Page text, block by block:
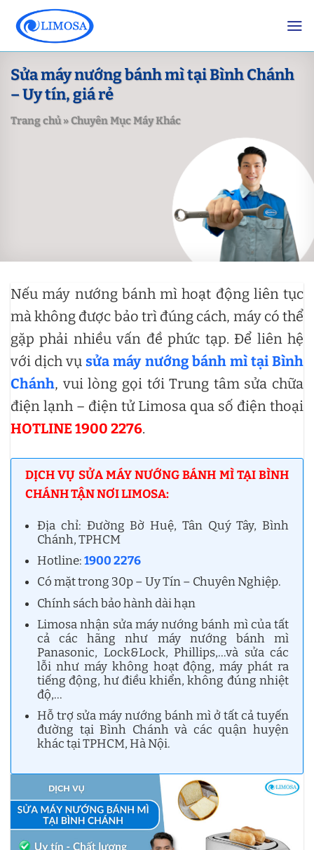
content
Sửa máy nướng bánh mì tại Bình Chánh
– Uy tín, giá rẻ
Trang chủ»Chuyên Mục Máy Khác
Nếu máy nướng bánh mì hoạt động liên tục
mà không được bảo trì đúng cách, máy có thể
gặp phải nhiều vấn đề phức tạp. Để liên hệ
với dịch vụsửa máy nướng bánh mì tại Bình
Chánh, vui lòng gọi tới Trung tâm sửa chữa
điện lạnh – điện tử Limosa qua số điện thoại
HOTLINE 1900 2276.
DỊCH VỤ SỬA MÁY NƯỚNG BÁNH MÌ TẠI BÌNH
CHÁNH TẬN NƠI LIMOSA:
Địa chỉ: Đường Bờ Huệ, Tân Quý Tây, Bình
Chánh, TPHCM
Hotline:1900 2276
Có mặt trong 30p – Uy Tín – Chuyên Nghiệp.
Chính sách bảo hành dài hạn
Limosa nhận sửa máy nướng bánh mì của tất
cả các hãng như máy nướng bánh mì
Panasonic, Lock&Lock, Phillips,…và sửa các
lỗi như máy không hoạt động, máy phát ra
tiếng động, hư điều khiển, không đúng nhiệt
độ,…
Hỗ trợ sửa máy nướng bánh mì ở tất cả tuyến
đường tại Bình Chánh và các quận huyện
khác tại TPHCM, Hà Nội.